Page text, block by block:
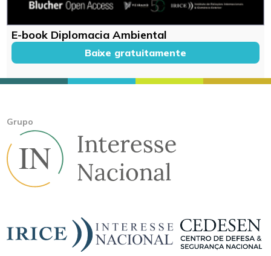
E-book Diplomacia Ambiental
Baixe gratuitamente
Grupo